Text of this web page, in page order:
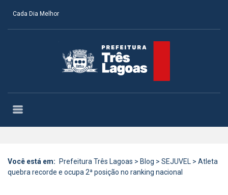
Cada Dia Melhor
Você está em: Prefeitura Três Lagoas > Blog > SEJUVEL > Atleta
quebra recorde e ocupa 2ª posição no ranking nacional